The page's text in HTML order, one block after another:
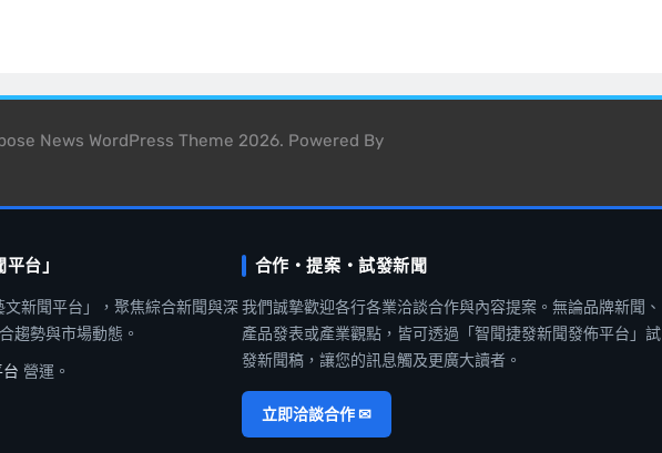
News WordPress Theme 2026. Powered By
台」
新聞平台」，聚焦綜合新聞與深
趨勢與市場動態。
營運。
合作・提案・試發新聞
我們誠摯歡迎各行各業洽談合作與內容提案。無論品牌新聞、
產品發表或產業觀點，皆可透過「智聞捷發新聞發佈平台」試
發新聞稿，讓您的訊息觸及更廣大讀者。
立即洽談合作 ✉